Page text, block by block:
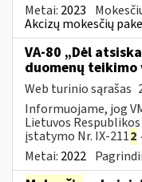
Metai: 2023
Akcizų mokesčių
VA-80 „Dėl
duomenų
Web turinio sąrašas
Informuojame, jog
Lietuvos Respublikos
įstatymo Nr. IX-2112
Metai: 2022